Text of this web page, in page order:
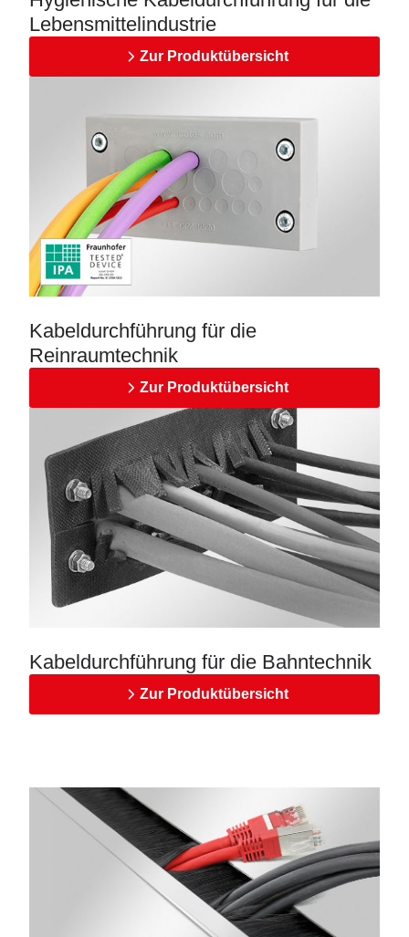
Lebensmittelindustrie
Zur Produktübersicht
Kabeldurchführung für die
Reinraumtechnik
Zur Produktübersicht
Kabeldurchführung für die Bahntechnik
Zur Produktübersicht